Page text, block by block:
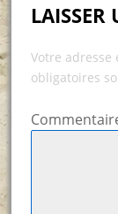
Votre adresse
obligatoires